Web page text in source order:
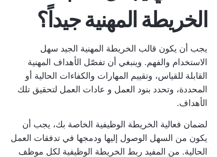
الخريطة المهنية جيداً؟
يجب أن يكون قالب الخريطة المهنية الجيد سهل
الاستخدام والفهم. وينبغي أن تفصّل الأهداف المهنية
القابلة للقياس، وتقييم المهارات والكفاءات الحالية أو
المحددة، وتحدد بنود العمل و عادات العمل لتحقيق تلك
الأهداف.
لضمان فعالية الخريطة الوظيفية الخاصة بك، يجب أن
يكون من السهل الوصول إليها ودمجها في تدفقات العمل
الحالية. من المفيد ربط الخريطة الوظيفية لكل موظف